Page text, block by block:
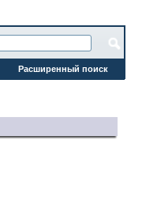
Расширенный поиск